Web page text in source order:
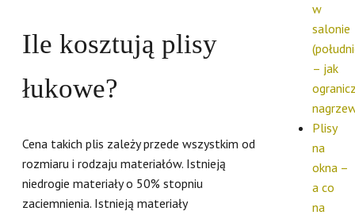
Ile kosztują plisy
łukowe?
Cena takich plis zależy przede wszystkim od
rozmiaru i rodzaju materiałów. Istnieją
niedrogie materiały o 50% stopniu
zaciemnienia. Istnieją materiały
w
salonie
– jak
Plisy
na
okna –
a co
na